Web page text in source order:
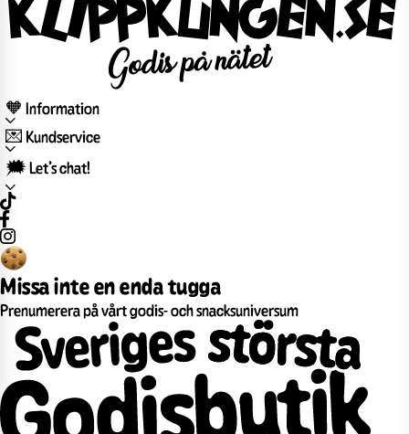
🧡 Information
💌 Kundservice
🗯️ Let’s chat!
Missa inte en enda tugga
Prenumerera på vårt godis- och snacksuniversum